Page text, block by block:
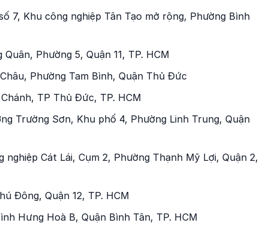
7, Khu công nghiệp Tân Tạo mở rộng, Phường Bình
Phường 5, Quận 11, TP. HCM
Phường Tam Bình, Quận Thủ Đức
TP Thủ Đức, TP. HCM
Trường Sơn, Khu phố 4, Phường Linh Trung, Quận
nghiệp Cát Lái, Cụm 2, Phường Thạnh Mỹ Lợi, Quận 2,
Đông, Quận 12, TP. HCM
Hưng Hoà B, Quận Bình Tân, TP. HCM